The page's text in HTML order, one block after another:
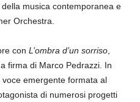
della musica contemporanea e
Orchestra.
con L’ombra d’un sorriso
firma di Marco Pedrazzi. In
, voce emergente formata al
di numerosi progetti